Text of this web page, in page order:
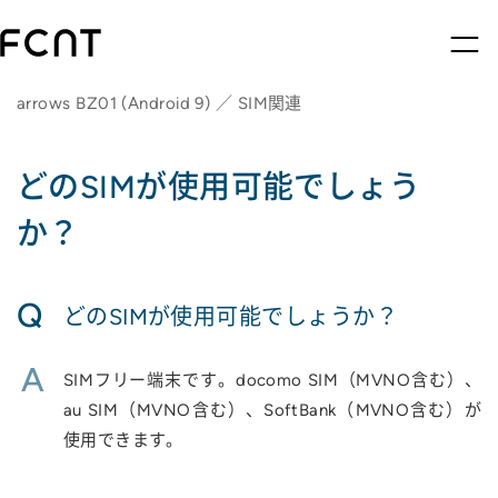
arrows BZ01 (Android 9) ／ SIM関連
どのSIMが使用可能でしょう
か？
Q どのSIMが使用可能でしょうか？
A
SIMフリー端末です。docomo SIM（MVNO含む）、
au SIM（MVNO含む）、SoftBank（MVNO含む）が
使用できます。